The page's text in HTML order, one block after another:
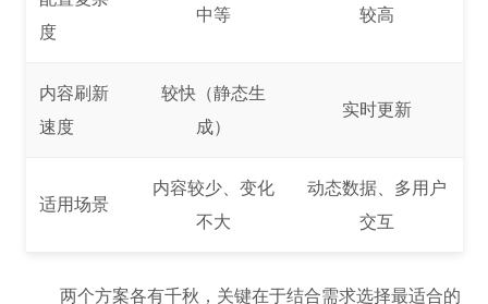
度
中等 较高
内容刷新
速度
较快（静态生
成）
实时更新
适用场景
内容较少、变化
不大
动态数据、多用户
交互
两个方案各有千秋，关键在于结合需求选择最适合的